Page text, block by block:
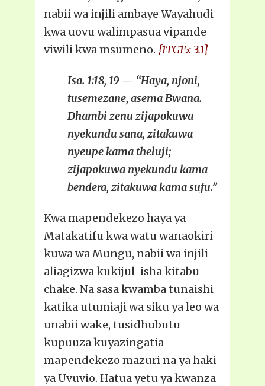
nabii wa injili ambaye Wayahudi
kwa uovu walimpasua vipande
viwili kwa msumeno. {1TG15: 3.1}
Isa. 1:18, 19 — “Haya, njoni,
tusemezane, asema Bwana.
Dhambi zenu zijapokuwa
nyekundu sana, zitakuwa
nyeupe kama theluji;
zijapokuwa nyekundu kama
bendera, zitakuwa kama sufu.”
Kwa mapendekezo haya ya
Matakatifu kwa watu wanaokiri
kuwa wa Mungu, nabii wa injili
aliagizwa kukijul-isha kitabu
chake. Na sasa kwamba tunaishi
katika utumiaji wa siku ya leo wa
unabii wake, tusidhubutu
kupuuza kuyazingatia
mapendekezo mazuri na ya haki
ya Uvuvio. Hatua yetu ya kwanza